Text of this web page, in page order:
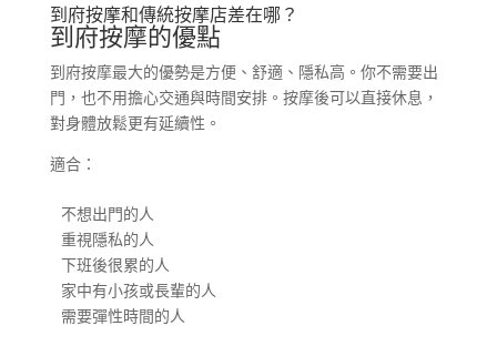
到府按摩和傳統按摩店差在哪？
到府按摩的優點
到府按摩最大的優勢是方便、舒適、隱私高。你不需要出
門，也不用擔心交通與時間安排。按摩後可以直接休息，
對身體放鬆更有延續性。
適合：
不想出門的人
重視隱私的人
下班後很累的人
家中有小孩或長輩的人
需要彈性時間的人